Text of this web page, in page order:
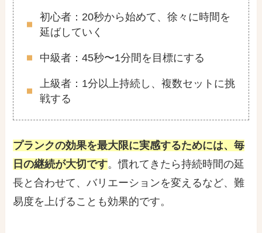
初心者：20秒から始めて、徐々に時間を
延ばしていく
中級者：45秒〜1分間を目標にする
上級者：1分以上持続し、複数セットに挑
戦する
プランクの効果を最大限に実感するためには、毎
日の継続が大切です。慣れてきたら持続時間の延
長と合わせて、バリエーションを変えるなど、難
易度を上げることも効果的です。